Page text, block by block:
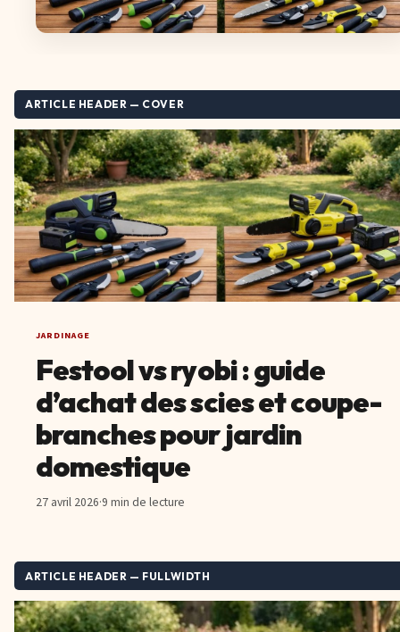
ARTICLE HEADER — COVER
JARDINAGE
Festool vs ryobi : guide
d’achat des scies et coupe-
branches pour jardin
domestique
27 avril 2026·9 min de lecture
ARTICLE HEADER — FULLWIDTH